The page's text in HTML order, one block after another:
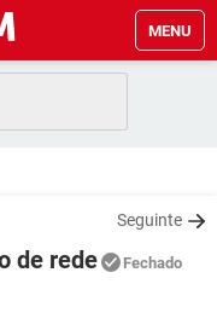
MENU
Seguinte
de rede Fechado